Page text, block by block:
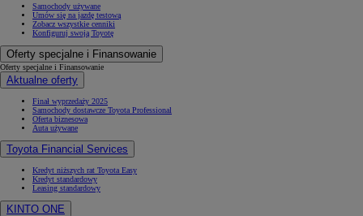
Samochody używane
Umów się na jazdę testową
Zobacz wszystkie cenniki
Konfiguruj swoją Toyotę
Oferty specjalne i Finansowanie
Oferty specjalne i Finansowanie
Aktualne oferty
Finał wyprzedaży 2025
Samochody dostawcze Toyota Professional
Oferta biznesowa
Auta używane
Toyota Financial Services
Kredyt niższych rat Toyota Easy
Kredyt standardowy
Leasing standardowy
KINTO ONE